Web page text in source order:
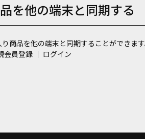
を他の端末と同期する
商品を他の端末と同期することができま
会員登録 ｜ ログイン